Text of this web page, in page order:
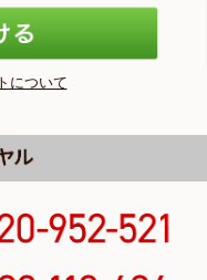
について